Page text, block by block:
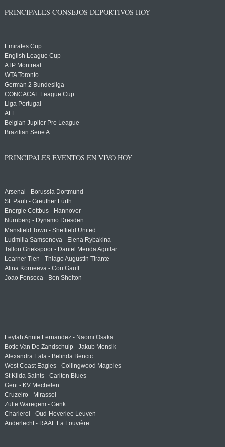
PRINCIPALES CONSEJOS DEPORTIVOS HOY
Emirates Cup
English League Cup
ATP Montreal
WTA Toronto
German 2 Bundesliga
CONCACAF League Cup
Liga Portugal
AFL
Belgian Jupiler Pro League
Brazilian Serie A
PRINCIPALES EVENTOS EN VIVO HOY
Arsenal - Borussia Dortmund
St. Pauli - Greuther Fürth
Energie Cottbus - Hannover
Nürnberg - Dynamo Dresden
Mansfield Town - Sheffield United
Ludmilla Samsonova - Elena Rybakina
Tallon Griekspoor - Daniel Merida Aguilar
Learner Tien - Thiago Augustin Tirante
Alina Korneeva - Cori Gauff
Joao Fonseca - Ben Shelton
Leylah Annie Fernandez - Naomi Osaka
Botic Van De Zandschulp - Jakub Mensik
Alexandra Eala - Belinda Bencic
West Coast Eagles - Collingwood Magpies
St Kilda Saints - Carlton Blues
Gent - KV Mechelen
Cruzeiro - Mirassol
Zulte Waregem - Genk
Charleroi - Oud-Heverlee Leuven
Anderlecht - RAAL La Louvière